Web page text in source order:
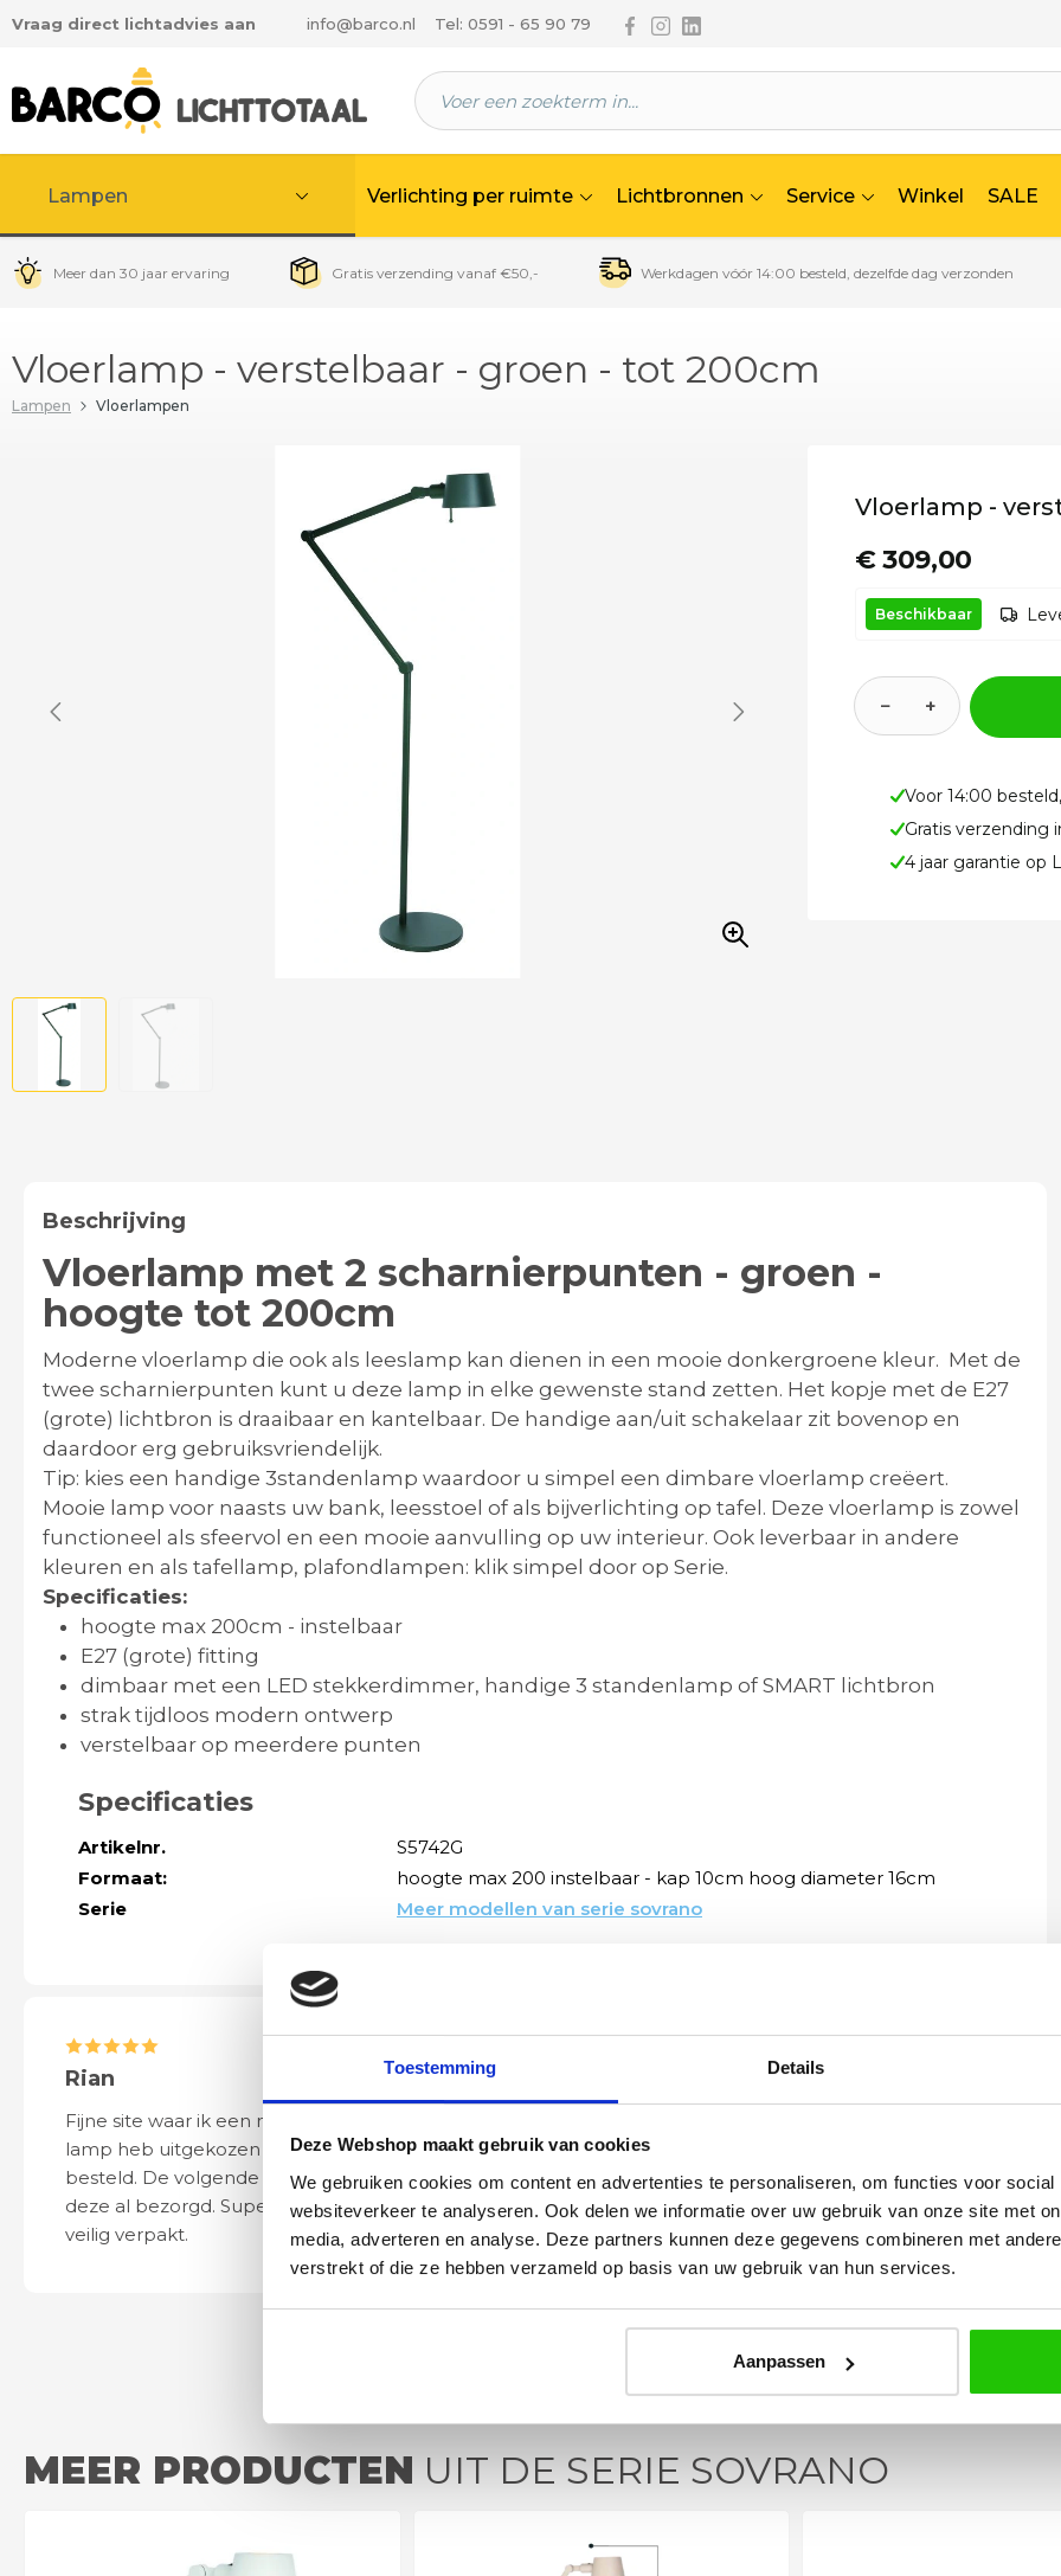
Toestemming Details
Deze Webshop maakt gebruik van cookies
We gebruiken cookies om content en advertenties te personaliseren, om functies voor
websiteverkeer te analyseren. Ook delen we informatie over uw gebruik van onze site met
media, adverteren en analyse. Deze partners kunnen deze gegevens combineren met
verstrekt of die ze hebben verzameld op basis van uw gebruik van hun services.
Aanpassen
hoofdinhoud
Vraag direct lichtadvies aan info@barco.nl Tel: 0591 - 65 90 79 Volg ons via Facebook
Volg ons via Instagram
Volg ons via Linkedin
Lampen Verlichting per ruimte Lichtbronnen Service Winkel SALE
Meer dan 30 jaar ervaring Gratis verzending vanaf €50,- Werkdagen vóór 14:00 besteld, dezelfde dag verzonden
Vloerlamp - verstelbaar - groen - tot 200cm
Lampen Vloerlampen
Vloerlamp -
€ 309,00
Beschikbaar
− +
Voor 14:00
Gratis verzending
4 jaar garantie op
Beschrijving
Vloerlamp met 2 scharnierpunten - groen -
hoogte tot 200cm
Moderne vloerlamp die ook als leeslamp kan dienen in een mooie donkergroene kleur. Met de
twee scharnierpunten kunt u deze lamp in elke gewenste stand zetten. Het kopje met de E27
(grote) lichtbron is draaibaar en kantelbaar. De handige aan/uit schakelaar zit bovenop en
daardoor erg gebruiksvriendelijk.
Tip: kies een handige 3standenlamp waardoor u simpel een dimbare vloerlamp creëert.
Mooie lamp voor naasts uw bank, leesstoel of als bijverlichting op tafel. Deze vloerlamp is zowel
functioneel als sfeervol en een mooie aanvulling op uw interieur. Ook leverbaar in andere
kleuren en als tafellamp, plafondlampen: klik simpel door op Serie.
Specificaties:
hoogte max 200cm - instelbaar
E27 (grote) fitting
dimbaar met een LED stekkerdimmer, handige 3 standenlamp of SMART lichtbron
strak tijdloos modern ontwerp
verstelbaar op meerdere punten
Specificaties
Artikelnr.
S5742G
Formaat:
hoogte max 200 instelbaar - kap 10cm hoog diameter 16cm
Serie
Meer modellen van serie sovrano
Rian
Fijne site waar ik een mooie
lamp heb uitgekozen en
besteld. De volgende dag werd
deze al bezorgd. Super netjes en
veilig verpakt.
Anne
leveren verliep vlot en volledig
naar wens. Het artikel is zeer
mooi en schept veel sfeer, het is
ook eenvoudig te plaatsen.
Yvonne
kappen. Dit was zeer goed
verpakt geleverd. Wij bevelen dit
bedrijf zeker aan!
MEER PRODUCTEN UIT DE SERIE SOVRANO